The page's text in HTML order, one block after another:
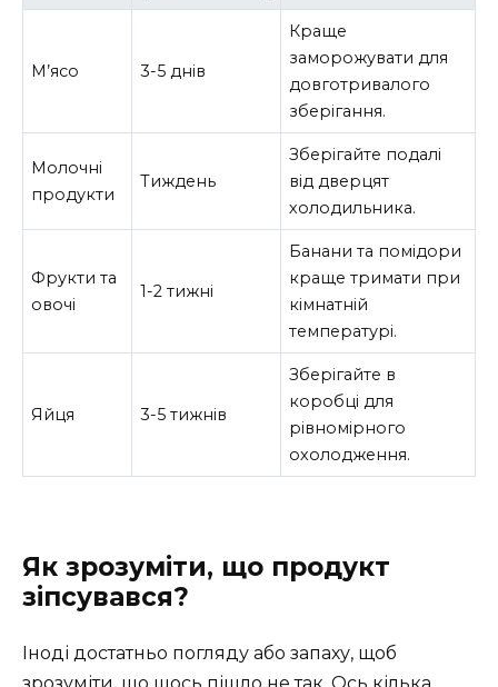
М’ясо 3-5 днів
Краще
заморожувати для
довготривалого
зберігання.
Молочні
продукти
Тиждень
Зберігайте подалі
від дверцят
холодильника.
Фрукти та
овочі
1-2 тижні
Банани та помідори
краще тримати при
кімнатній
температурі.
Яйця 3-5 тижнів
Зберігайте в
коробці для
рівномірного
охолодження.
Як зрозуміти, що продукт
зіпсувався?
Іноді достатньо погляду або запаху, щоб